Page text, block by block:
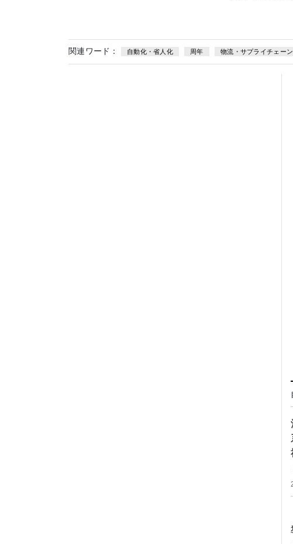
関連ワード： 自動化・省人化 周年 物流・サプライチェーン